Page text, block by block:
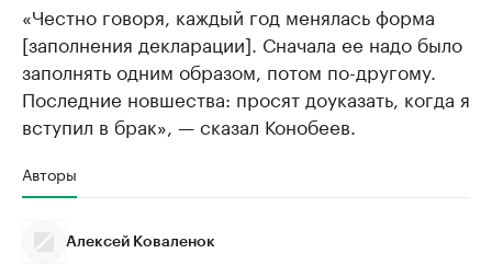
«Честно говоря, каждый год менялась форма
[заполнения декларации]. Сначала ее надо было
заполнять одним образом, потом по-другому.
Последние новшества: просят доуказать, когда я
вступил в брак», — сказал Конобеев.
Авторы
Алексей Коваленок